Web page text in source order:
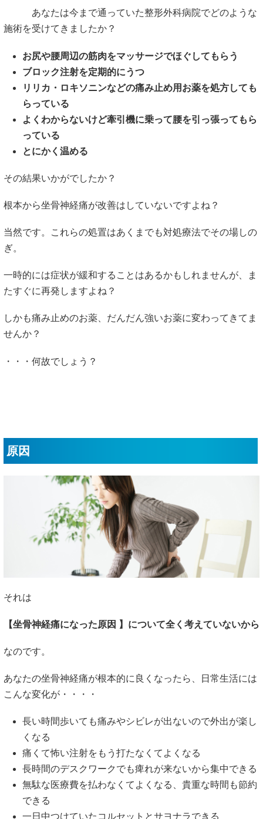
あなたは今まで通っていた整形外科病院でどのような
施術を受けてきましたか？
お尻や腰周辺の筋肉をマッサージでほぐしてもらう
ブロック注射を定期的にうつ
リリカ・ロキソニンなどの痛み止め用お薬を処方しても
らっている
よくわからないけど牽引機に乗って腰を引っ張ってもら
っている
とにかく温める
その結果いかがでしたか？
根本から坐骨神経痛が改善はしていないですよね？
当然です。これらの処置はあくまでも対処療法でその場しの
ぎ。
一時的には症状が緩和することはあるかもしれませんが、ま
たすぐに再発しますよね？
しかも痛み止めのお薬、だんだん強いお薬に変わってきてま
せんか？
・・・何故でしょう？
原因
それは
【坐骨神経痛になった原因 】について全く考えていないから
なのです。
あなたの坐骨神経痛が根本的に良くなったら、日常生活には
こんな変化が・・・・
長い時間歩いても痛みやシビレが出ないので外出が楽し
くなる
痛くて怖い注射をもう打たなくてよくなる
長時間のデスクワークでも痺れが来ないから集中できる
無駄な医療費を払わなくてよくなる、貴重な時間も節約
できる
一日中つけていたコルセットとサヨナラできる